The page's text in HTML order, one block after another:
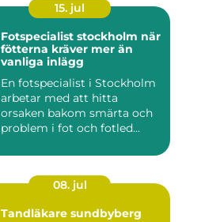
15. jul
Fotspecialist stockholm när
fötterna kräver mer än
vanliga inlägg
En fotspecialist i Stockholm
arbetar med att hitta
orsaken bakom smärta och
problem i fot och fotled...
08. jul
Tandläkare sundbyberg